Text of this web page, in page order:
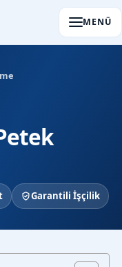
MENÜ
Garantili İşçilik